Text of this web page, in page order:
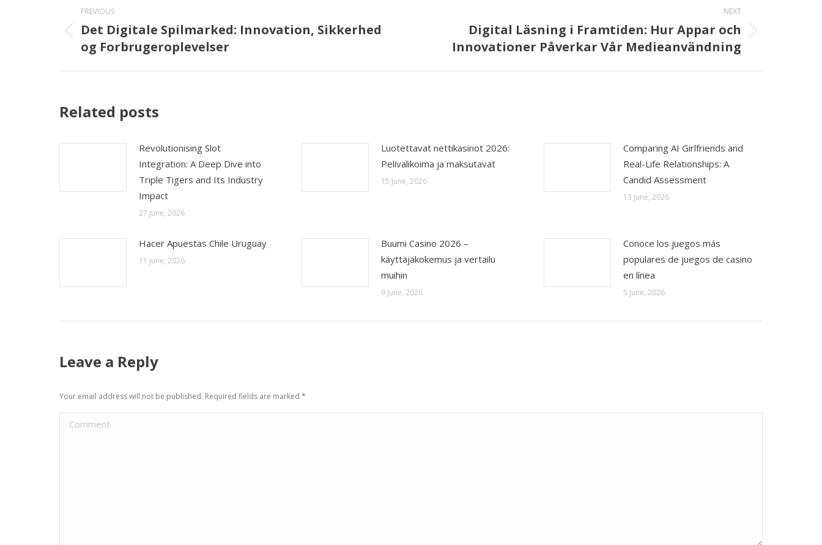
navigation
PREVIOUS
Previous
post:
Det Digitale Spilmarked: Innovation, Sikkerhed
og Forbrugeroplevelser
NEXT
Digital Läsning i Framtiden: Hur Appar och
Innovationer Påverkar Vår Medieanvändning
Related posts
Revolutionising Slot
Integration: A Deep Dive into
Triple Tigers and Its Industry
Impact
27 June, 2026
Luotettavat nettikasinot 2026:
Pelivalikoima ja maksutavat
15 June, 2026
Comparing AI Girlfriends and
Real-Life Relationships: A
Candid Assessment
13 June, 2026
Hacer Apuestas Chile Uruguay
11 June, 2026
Buumi Casino 2026 –
käyttäjäkokemus ja vertailu
muihin
9 June, 2026
Conoce los juegos más
populares de juegos de casino
en línea
5 June, 2026
Leave a Reply
Your email address will not be published. Required fields are marked *
Comment